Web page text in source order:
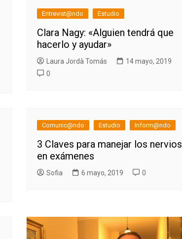
Entrevist@ndo Estudio
Clara Nagy: «Alguien tendrá que
hacerlo y ayudar»
Laura Jordà Tomás
14 mayo, 2019
0
Comunic@ndo Estudio Inform@ndo
3 Claves para manejar los nervios
en exámenes
Sofia 6 mayo, 2019 0